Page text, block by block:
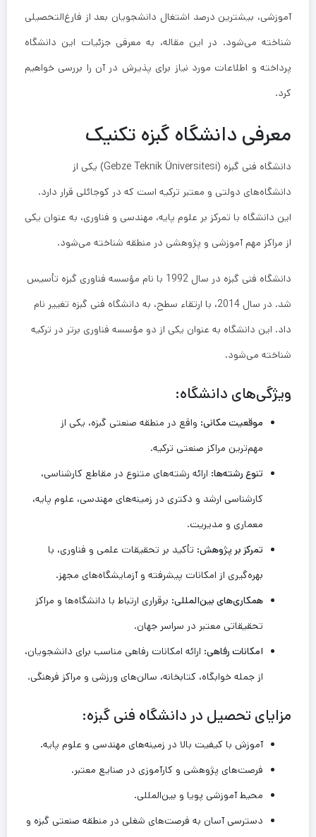
آموزشی، بیشترین درصد اشتغال دانشجویان بعد از فارغ‌التحصیلی
شناخته می‌شود. در این مقاله، به معرفی جزئیات این دانشگاه
پرداخته و اطلاعات مورد نیاز برای پذیرش در آن را بررسی خواهیم
کرد.
معرفی دانشگاه گبزه تکنیک
دانشگاه فنی گبزه (Gebze Teknik Üniversitesi) یکی از
دانشگاه‌های دولتی و معتبر ترکیه است که در کوجائلی قرار دارد.
این دانشگاه با تمرکز بر علوم پایه، مهندسی و فناوری، به عنوان یکی
از مراکز مهم آموزشی و پژوهشی در منطقه شناخته می‌شود.
دانشگاه فنی گبزه در سال 1992 با نام مؤسسه فناوری گبزه تأسیس
شد. در سال 2014، با ارتقاء سطح، به دانشگاه فنی گبزه تغییر نام
داد. این دانشگاه به عنوان یکی از دو مؤسسه فناوری برتر در ترکیه
شناخته می‌شود.
ویژگی‌های دانشگاه:
موقعیت مکانی: واقع در منطقه صنعتی گبزه، یکی از
مهم‌ترین مراکز صنعتی ترکیه.
تنوع رشته‌ها: ارائه رشته‌های متنوع در مقاطع کارشناسی،
کارشناسی ارشد و دکتری در زمینه‌های مهندسی، علوم پایه،
معماری و مدیریت.
تمرکز بر پژوهش: تأکید بر تحقیقات علمی و فناوری، با
بهره‌گیری از امکانات پیشرفته و آزمایشگاه‌های مجهز.
همکاری‌های بین‌المللی: برقراری ارتباط با دانشگاه‌ها و مراکز
تحقیقاتی معتبر در سراسر جهان.
امکانات رفاهی: ارائه امکانات رفاهی مناسب برای دانشجویان،
از جمله خوابگاه، کتابخانه، سالن‌های ورزشی و مراکز فرهنگی.
مزایای تحصیل در دانشگاه فنی گبزه:
آموزش با کیفیت بالا در زمینه‌های مهندسی و علوم پایه.
فرصت‌های پژوهشی و کارآموزی در صنایع معتبر.
محیط آموزشی پویا و بین‌المللی.
دسترسی آسان به فرصت‌های شغلی در منطقه صنعتی گبزه و